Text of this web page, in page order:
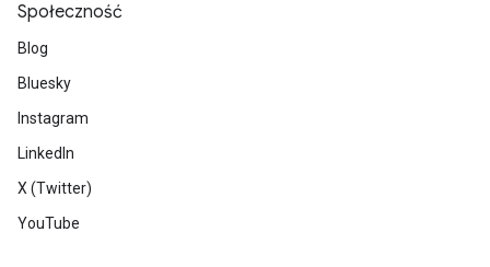
Społeczność
Blog
Bluesky
Instagram
LinkedIn
X (Twitter)
YouTube